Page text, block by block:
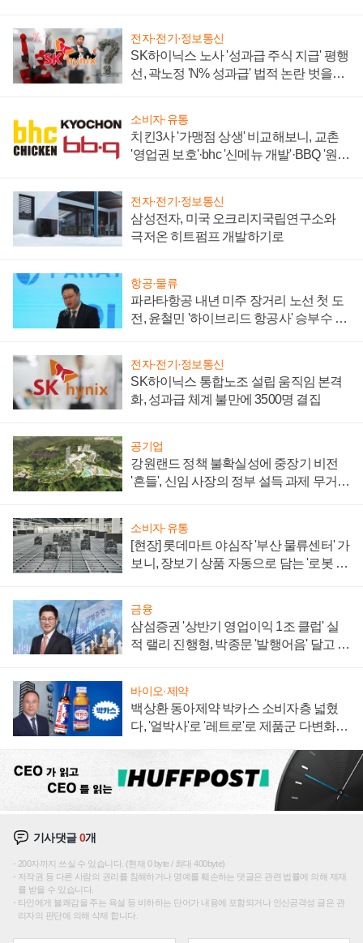
전자·전기·정보통신
SK하이닉스 노사 '성과급 주식 지급' 평행
선, 곽노정 'N% 성과급' 법적 논란 벗을지
소비자·유통
치킨3사 '가맹점 상생' 비교해보니, 교촌
'영업권 보호'·bhc '신메뉴 개발'·BBQ '원가
전자·전기·정보통신
삼성전자, 미국 오크리지국립연구소와
극저온 히트펌프 개발하기로
항공·물류
파라타항공 내년 미주 장거리 노선 첫 도
전, 윤철민 '하이브리드 항공사' 승부수 통
전자·전기·정보통신
SK하이닉스 통합노조 설립 움직임 본격
화, 성과급 체계 불만에 3500명 결집
공기업
강원랜드 정책 불확실성에 중장기 비전
'흔들', 신임 사장의 정부 설득 과제 무거워
소비자·유통
[현장] 롯데마트 야심작 '부산 물류센터' 가
보니, 장보기 상품 자동으로 담는 '로봇 40
금융
삼섬증권 '상반기 영업이익 1조 클럽' 실
적 랠리 진행형, 박종문 '발행어음' 달고 연
바이오·제약
백상환 동아제약 박카스 소비자층 넓혔
다, '얼박사'로 '레트로'로 제품군 다변화
기사댓글0개
200자까지 쓰실 수 있습니다. (현재 0 byte / 최대 400byte)
저작권 등 다른 사람의 권리를 침해하거나 명예를 훼손하는 댓글은 관련 법률에 의해 제재
를 받을 수 있습니다.
타인에게 불쾌감을 주는 욕설 등 비하하는 단어가 내용에 포함되거나 인신공격성 글은 관
리자의 판단에 의해 삭제 합니다.